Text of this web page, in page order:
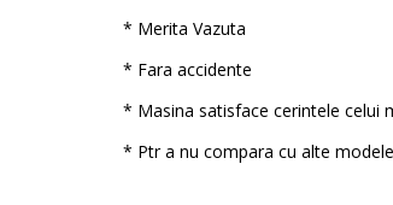
* Merita Vazuta
* Fara accidente
* Masina satisface cerintele celui
* Ptr a nu compara cu alte